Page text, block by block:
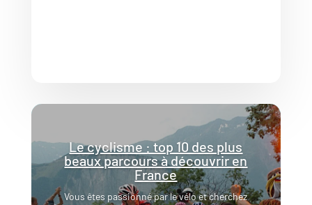
Le cyclisme : top 10 des plus
beaux parcours à découvrir en
France
Vous êtes passionné par le vélo et cherchez